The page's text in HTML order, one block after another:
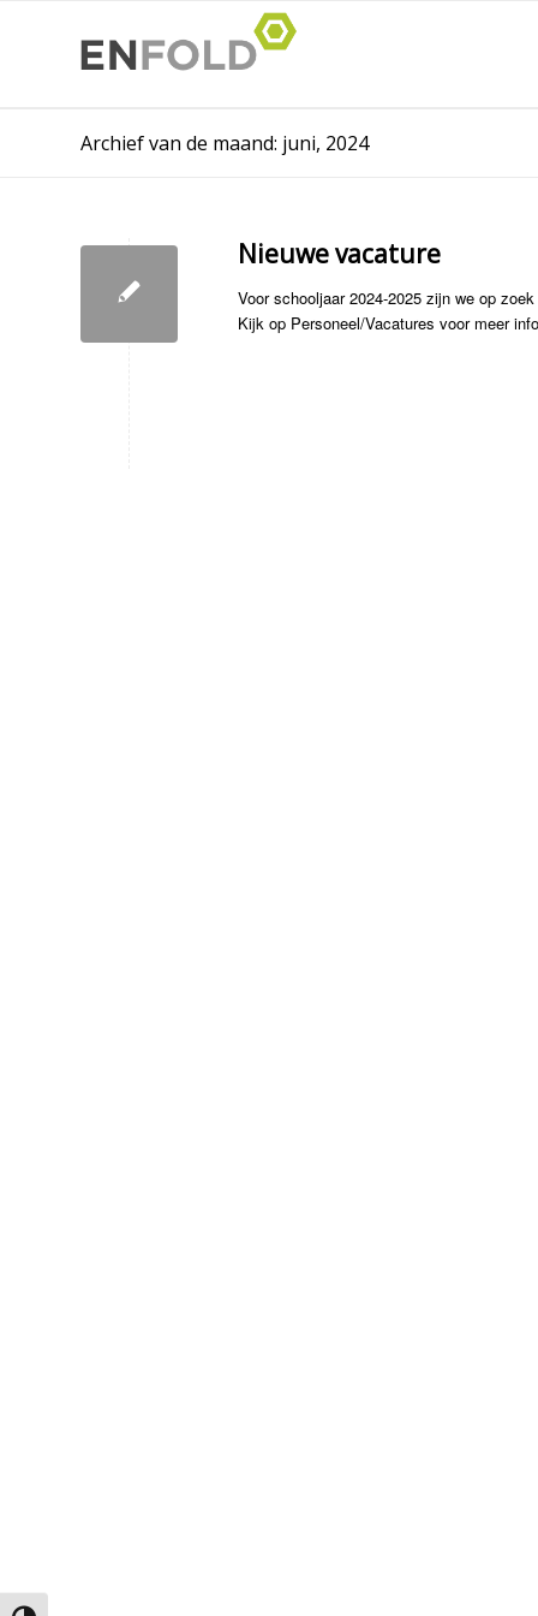
Archief van de maand: juni, 2024
Nieuwe vacature
Voor schooljaar 2024-2025 zijn we op
Kijk op Personeel/Vacatures voor meer